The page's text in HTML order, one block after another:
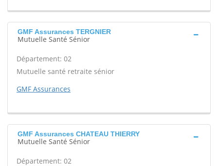
GMF Assurances TERGNIER
Mutuelle Santé Sénior
Département: 02
Mutuelle santé retraite sénior
GMF Assurances
GMF Assurances CHATEAU THIERRY
Mutuelle Santé Sénior
Département: 02